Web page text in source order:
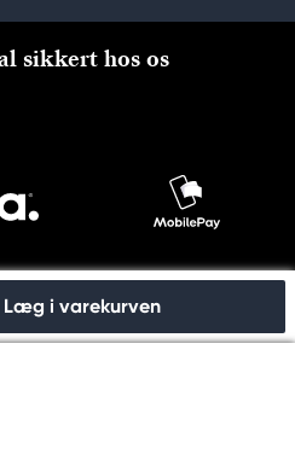
Læg i varekurven
sikkert hos os